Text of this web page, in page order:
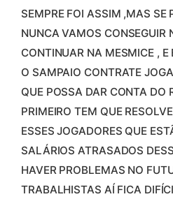
SEMPRE FOI ASSIM ,MAS SE
NUNCA VAMOS CONSEGUIR
CONTINUAR NA MESMICE , E
O SAMPAIO CONTRATE
QUE POSSA DAR CONTA DO
PRIMEIRO TEM QUE
ESSES JOGADORES QUE
SALÁRIOS ATRASADOS
HAVER PROBLEMAS NO
TRABALHISTAS AÍ FICA